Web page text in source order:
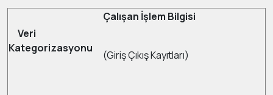
Veri
Kategorizasyonu
Çalışan İşlem Bilgisi
(Giriş Çıkış Kayıtları)